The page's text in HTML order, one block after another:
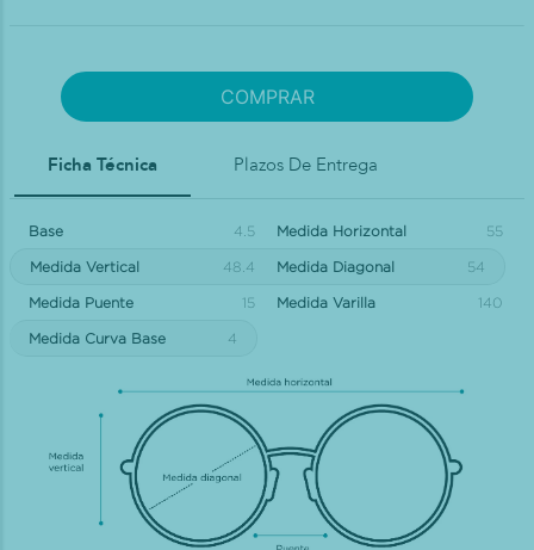
COMPRAR
Ficha Técnica Plazos De Entrega
Base 4.5 Medida Horizontal 55
Medida Vertical 48.4 Medida Diagonal 54
Medida Puente 15 Medida Varilla 140
Medida Curva Base 4